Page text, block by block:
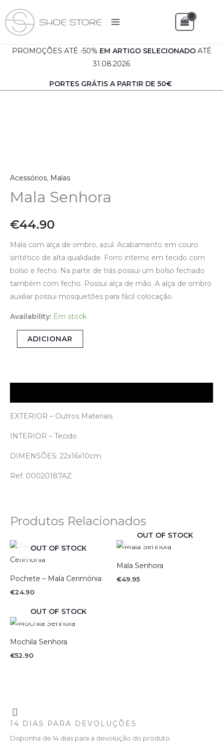
to
content
PROMOÇÕES ATÉ -50% EM ARTIGO SELECIONADO ATÉ
31.08.2026
PORTES GRÁTIS A PARTIR DE 50€
Acessórios, Malas
Mala Senhora
€44.90
Mala com alça de ombro, azul. Acabamento em couro
sintético de alta qualidade. Forro interno em tecido com
bolso e fecho. Na parte de trás possui um bolso fechado
também com fecho. Possui alça de mão. A alça de ombro
auxiliar possui mosquetões para fácil colocação.
Availability: Em stock
ADICIONAR
EXTERIOR – Outros Materiais
INTERIOR – Tecido
DIMENSÕES: 22x16x10cm
Ref. 00020187AZ
Produtos Relacionados
OUT OF STOCK
Pochete – Mala Cerimónia
€24.90
OUT OF STOCK
Mala Senhora
€49.95
OUT OF STOCK
Mochila Senhora
€52.90
14 DIAS PARA DEVOLUÇÕES
Disponha de 14 dias para a devolução do produto.
Senhora